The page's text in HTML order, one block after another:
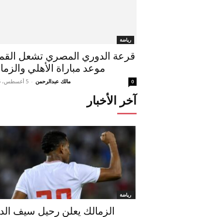
رياضة
قرعة الدوري المصري تشعل
موعد مباراة الأهلي
مالك عبدالرحمن - 5 أغسطس، 2026 0
آخر الأخبار
رياضة
الزمالك يعلن رحيل سيف